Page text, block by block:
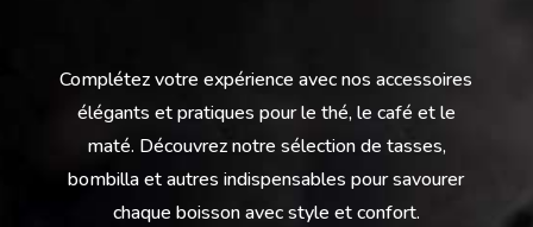
Complétez votre expérience avec nos accessoires
élégants et pratiques pour le thé, le café et le
maté. Découvrez notre sélection de tasses,
bombilla et autres indispensables pour savourer
chaque boisson avec style et confort.